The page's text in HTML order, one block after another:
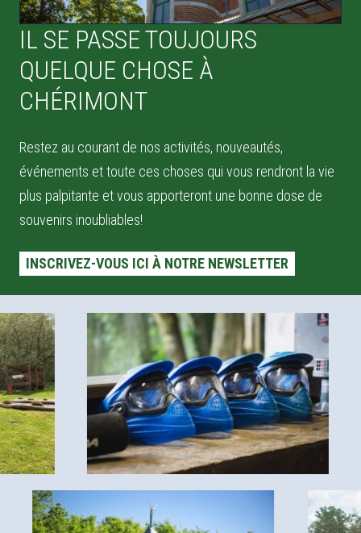
IL SE PASSE TOUJOURS
QUELQUE CHOSE À
CHÉRIMONT
Restez au courant de nos activités, nouveautés,
événements et toute ces choses qui vous rendront la vie
plus palpitante et vous apporteront une bonne dose de
souvenirs inoubliables!
INSCRIVEZ-VOUS ICI À NOTRE NEWSLETTER